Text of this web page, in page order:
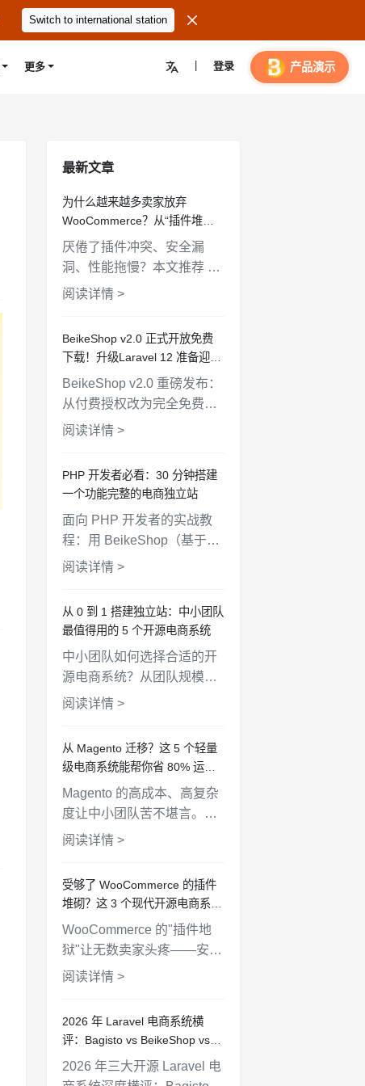
Switch to international station 
更多  登录 产品演示
最新文章
为什么越来越多卖家放弃
WooCommerce？从“插件堆砌”
到“原生内置”的系统大盘点
厌倦了插件冲突、安全漏
洞、性能拖慢？本文推荐 4
个核心功能内置、不依赖插
全。
阅读详情 >
BeikeShop v2.0 正式开放免费
下载！升级Laravel 12 准备迎接
AI时代！
BeikeShop v2.0 重磅发布：
从付费授权改为完全免费开
放下载！升级至 Laravel 12
WooCommerce API 对接，
阅读详情 >
PHP 开发者必看：30 分钟搭建
一个功能完整的电商独立站
面向 PHP 开发者的实战教
程：用 BeikeShop（基于
Laravel）从零搭建一个功能
对接、主题定制全流程。
阅读详情 >
从 0 到 1 搭建独立站：中小团队
最值得用的 5 个开源电商系统
中小团队如何选择合适的开
源电商系统？从团队规模、
技术能力、预算、扩展性四
开源方案，帮你找到最匹配
阅读详情 >
从 Magento 迁移？这 5 个轻量
级电商系统能帮你省 80% 运维
成本
Magento 的高成本、高复杂
度让中小团队苦不堪言。本
文推荐 5 个更轻量的电商替
一分析。
阅读详情 >
受够了 WooCommerce 的插件
堆砌？这 3 个现代开源电商系统
值得一试
WooCommerce 的"插件地
狱"让无数卖家头疼——安全
更新、兼容性冲突、性能拖
源电商替代方案。
阅读详情 >
2026 年 Laravel 电商系统横
评：Bagisto vs BeikeShop vs
Aimeos，谁更适合你？
2026 年三大开源 Laravel 电